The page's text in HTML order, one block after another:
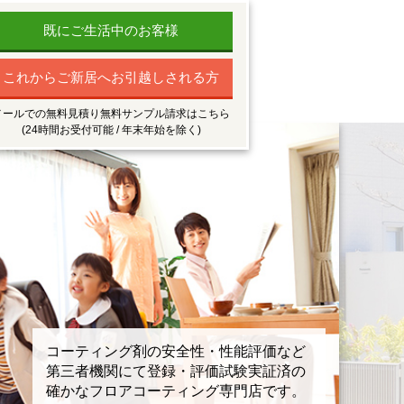
既にご生活中のお客様
これからご新居へお引越しされる方
ールでの無料見積り無料サンプル請求はこちら
(24時間お受付可能 / 年末年始を除く)
コーティング剤の安全性・性能評価など
第三者機関にて登録・評価試験実証済の
確かなフロアコーティング専門店です。